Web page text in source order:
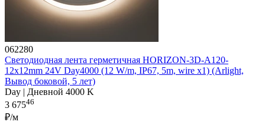
062280
Светодиодная лента герметичная HORIZON-3D-А120-
12x12mm 24V Day4000 (12 W/m, IP67, 5m, wire x1) (Arlight,
Вывод боковой, 5 лет)
Day | Дневной 4000 K
3 67546
₽/м